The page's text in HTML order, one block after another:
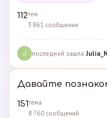
112тем
3 861 сообщение
J последней зашла
Давайте
151тема
8 760 сообщений